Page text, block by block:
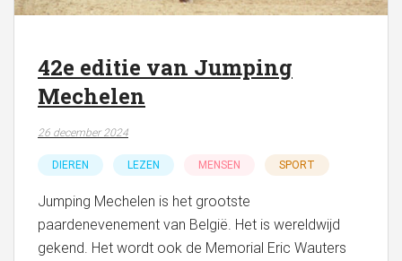
42e editie van Jumping
Mechelen
26 december 2024
DIEREN LEZEN MENSEN SPORT
Jumping Mechelen is het grootste
paardenevenement van België. Het is wereldwijd
gekend. Het wordt ook de Memorial Eric Wauters